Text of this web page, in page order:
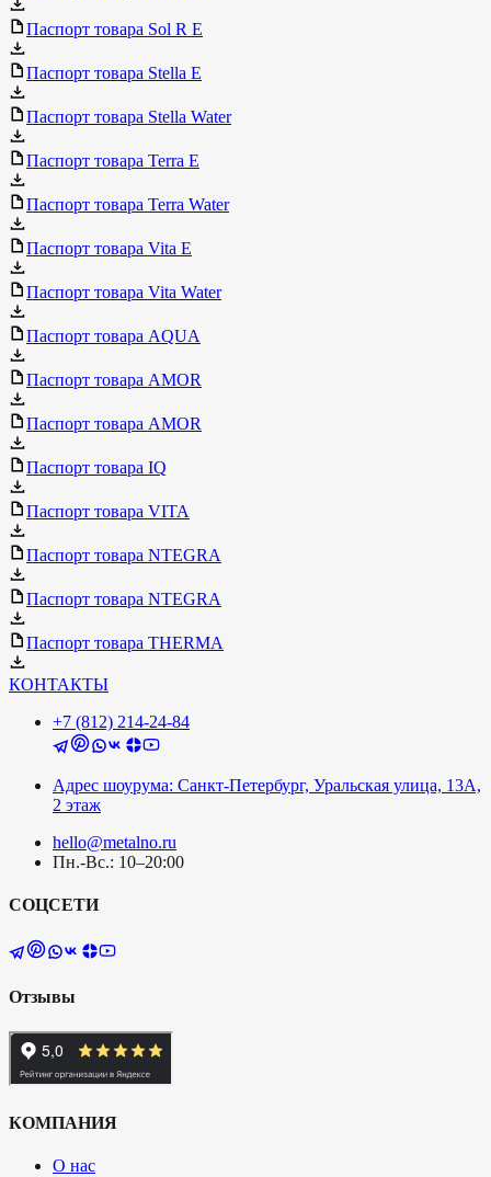
Паспорт товара Sol R E
Паспорт товара Stella E
Паспорт товара Stella Water
Паспорт товара Terra E
Паспорт товара Terra Water
Паспорт товара Vita E
Паспорт товара Vita Water
Паспорт товара AQUA
Паспорт товара AMOR
Паспорт товара AMOR
Паспорт товара IQ
Паспорт товара VITA
Паспорт товара NTEGRA
Паспорт товара NTEGRA
Паспорт товара THERMA
КОНТАКТЫ
+7 (812) 214-24-84
Адрес шоурума: Санкт-Петербург, Уральская улица, 13А,
2 этаж
hello@metalno.ru
Пн.-Вс.: 10–20:00
СОЦСЕТИ
Отзывы
КОМПАНИЯ
О нас